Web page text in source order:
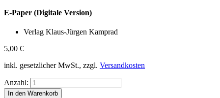
E-Paper (Digitale Version)
Verlag Klaus-Jürgen Kamprad
5,00 €
inkl. gesetzlicher MwSt., zzgl. Versandkosten
Anzahl: